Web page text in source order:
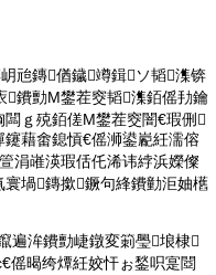
兘鏄偤鐬竴鍓ソ韬潗锛
鐨勯Μ鐢茬窔韬潗銆傜劧鑰
ｇ殑銆傞Μ鐢茬窔闇€瑕侀
藉畬鎴愩€傜浉鍙嶏紝濡傛
涓嶉渶瑕佸仛浠讳綍浜嬫儏
堝鏄撳鐝句綘鐨勭洰妯欍
遍洠鐨勯崨鐓変箣璺埌棣
傜暍绔燂紝姣忓ぉ鍫呮寔閸